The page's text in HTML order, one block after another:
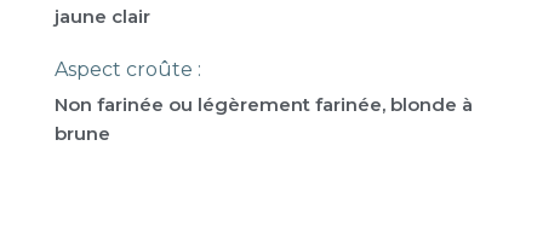
jaune clair
Aspect croûte :
Non farinée ou légèrement farinée, blonde à
brune